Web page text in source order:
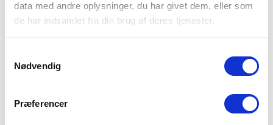
data med andre oplysninger, du har givet dem, eller som
de har indsamlet fra din brug af deres tjenester.
Nødvendig
Præferencer